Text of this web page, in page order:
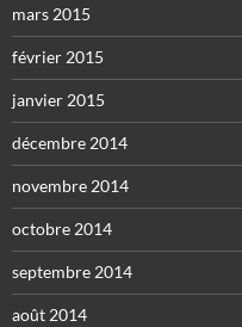
mars 2015
février 2015
janvier 2015
décembre 2014
novembre 2014
octobre 2014
septembre 2014
août 2014